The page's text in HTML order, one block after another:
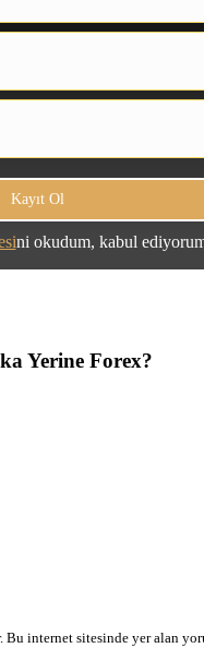
ni okudum, kabul
Yerine Forex?
internet sitesinde yer alan